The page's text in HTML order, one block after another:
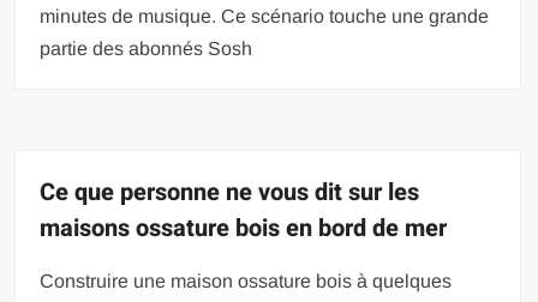
minutes de musique. Ce scénario touche une grande
partie des abonnés Sosh
Ce que personne ne vous dit sur les
maisons ossature bois en bord de mer
Construire une maison ossature bois à quelques